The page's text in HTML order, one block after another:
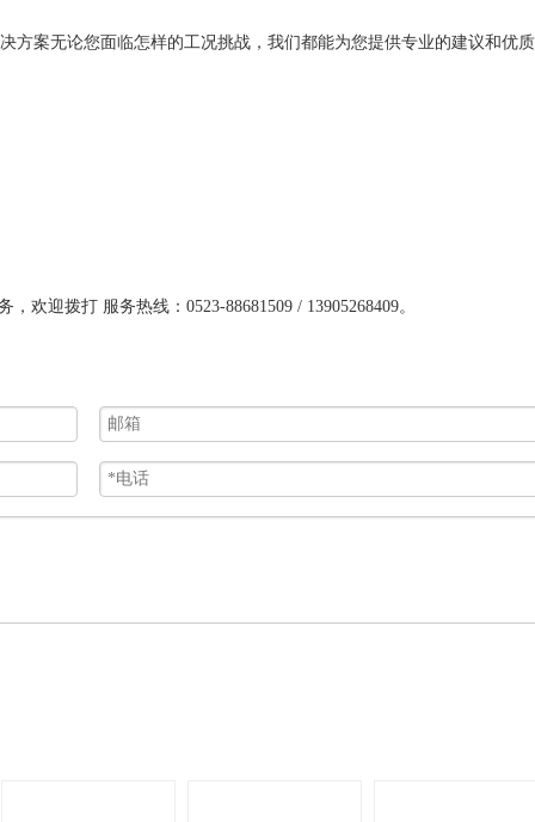
案无论您面临怎样的工况挑战，我们都能为您提供专业的建议和优
欢迎拨打 服务热线：0523-88681509 / 13905268409。